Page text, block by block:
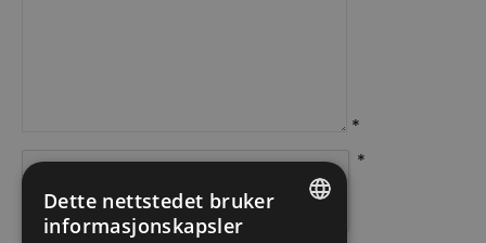
*
*
Dette nettstedet bruker
informasjonskapsler